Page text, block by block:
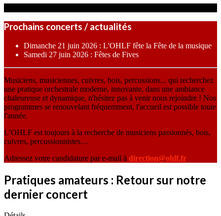
Prochains concerts / actualités
Dimanche 21 juin 2026 : L'OHLF fête la Fête de la musique
Samedi 27 juin 2026 : Fêtes de Fives
Musiciens, musiciennes, cuivres, bois, percussions... qui recherchez
une pratique orchestrale moderne, innovante, dans une ambiance
chaleureuse et dynamique, n'hésitez pas à venir nous rejoindre ! Nos
programmes se renouvelant fréquemment, l'accueil est possible toute
l'année.
L’OHLF est toujours à la recherche de musiciens passionnés, bois,
cuivres, percussionnistes…
Adressez votre candidature par e-mail à direction@ohlf.fr
Pratiques amateurs : Retour sur notre
dernier concert